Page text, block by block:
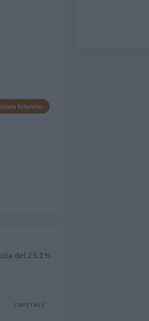
bilancio
del 25,1%
CAPITALE